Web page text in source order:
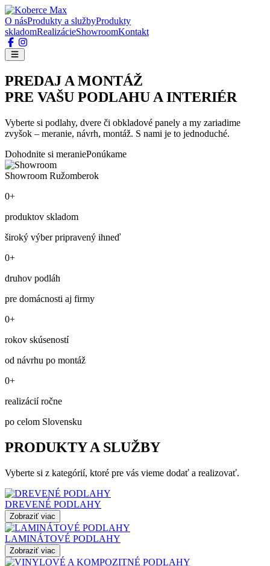
O násProdukty a službyProdukty
skladomRealizácieShowroomKontakt
PREDAJ A MONTÁŽ
PRE VAŠU PODLAHU A INTERIÉR
Vyberte si podlahy, dvere či obkladové panely a my zariadime
zvyšok – meranie, návrh, montáž. S nami je to jednoduché.
Dohodnite si meraniePonúkame
Showroom Ružomberok
0+
produktov skladom
široký výber pripravený ihneď
0+
druhov podláh
pre domácnosti aj firmy
0+
rokov skúseností
od návrhu po montáž
0+
realizácií ročne
po celom Slovensku
PRODUKTY A SLUŽBY
Vyberte si z kategórií, ktoré pre vás vieme dodať a realizovať.
DREVENÉ PODLAHY
Zobraziť viac
LAMINÁTOVÉ PODLAHY
Zobraziť viac